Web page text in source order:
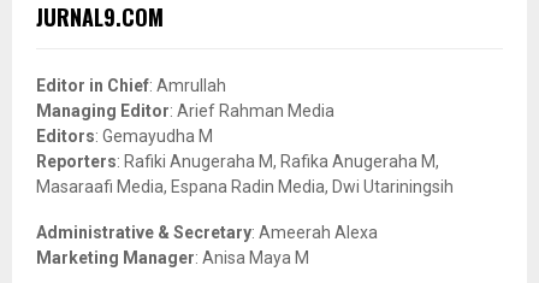
h
o
r
:
JURNAL9.COM
Editor in Chief: Amrullah
Managing Editor: Arief Rahman Media
Editors: Gemayudha M
Reporters: Rafiki Anugeraha M, Rafika Anugeraha M,
Masaraafi Media, Espana Radin Media, Dwi Utariningsih
Administrative & Secretary: Ameerah Alexa
Marketing Manager: Anisa Maya M